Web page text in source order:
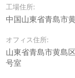
工場住所:
中国山東省青島市
オフィス住所:
山東省青島市黄島
号室